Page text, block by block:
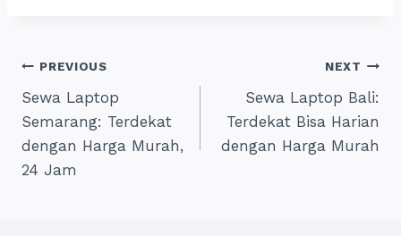
Post
navigation
PREVIOUS
Sewa Laptop
Semarang: Terdekat
dengan Harga Murah,
24 Jam
NEXT
Sewa Laptop Bali:
Terdekat Bisa Harian
dengan Harga Murah